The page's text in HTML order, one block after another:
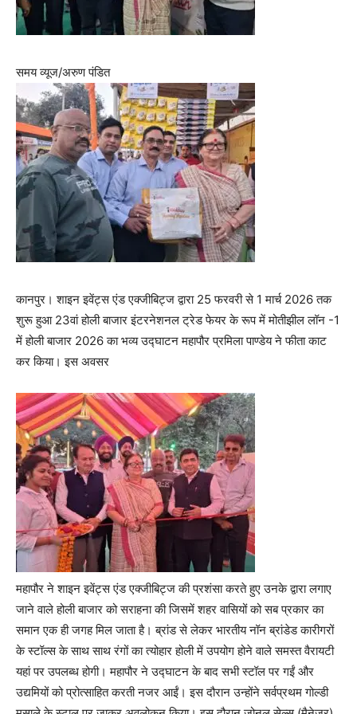
समय व्यूज/अरुण पंडित
कानपुर। शाइन इवेंट्स एंड एक्जीबिट्ज द्वारा 25 फरवरी से 1 मार्च 2026 तक
शुरू हुआ 23वां होली बाजार इंटरनेशनल ट्रेड फेयर के रूप में मोतीझील लॉन -1
में होली बाजार 2026 का भव्य उद्घाटन महापौर प्रमिला पाण्डेय ने फीता काट
कर किया। इस अवसर
महापौर ने शाइन इवेंट्स एंड एक्जीबिट्ज की प्रशंसा करते हुए उनके द्वारा लगाए
जाने वाले होली बाजार को सराहना की जिसमें शहर वासियों को सब प्रकार का
समान एक ही जगह मिल जाता है। ब्रांड से लेकर भारतीय नॉन ब्रांडेड कारीगरों
के स्टॉल्स के साथ साथ रंगों का त्योहार होली में उपयोग होने वाले समस्त वैरायटी
यहां पर उपलब्ध होगी। महापौर ने उद्घाटन के बाद सभी स्टॉल पर गईं और
उद्यमियों को प्रोत्साहित करती नजर आईं। इस दौरान उन्होंने सर्वप्रथम गोल्डी